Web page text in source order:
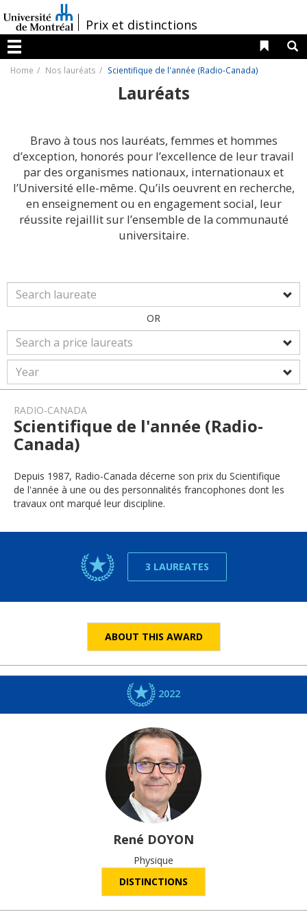
au
contenu
/Prix et distinctions
Menu
Liens
Home Nos lauréats Scientifique de l'année (Radio-Canada)
Lauréats
Bravo à tous nos lauréats, femmes et hommes
d’exception, honorés pour l’excellence de leur travail
par des organismes nationaux, internationaux et
l’Université elle-même. Qu’ils oeuvrent en recherche,
en enseignement ou en engagement social, leur
réussite rejaillit sur l’ensemble de la communauté
universitaire.
OR
RADIO-CANADA
Scientifique de l'année (Radio-
Canada)
Depuis 1987, Radio-Canada décerne son prix du Scientifique
de l'année à une ou des personnalités francophones dont les
travaux ont marqué leur discipline.
3 LAUREATES
ABOUT THIS AWARD
2022
René DOYON
Physique
DISTINCTIONS